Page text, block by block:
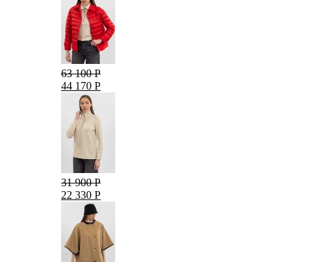
63 100 Р
44 170 Р
31 900 Р
22 330 Р